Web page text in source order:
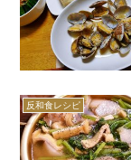
反和食レシピ